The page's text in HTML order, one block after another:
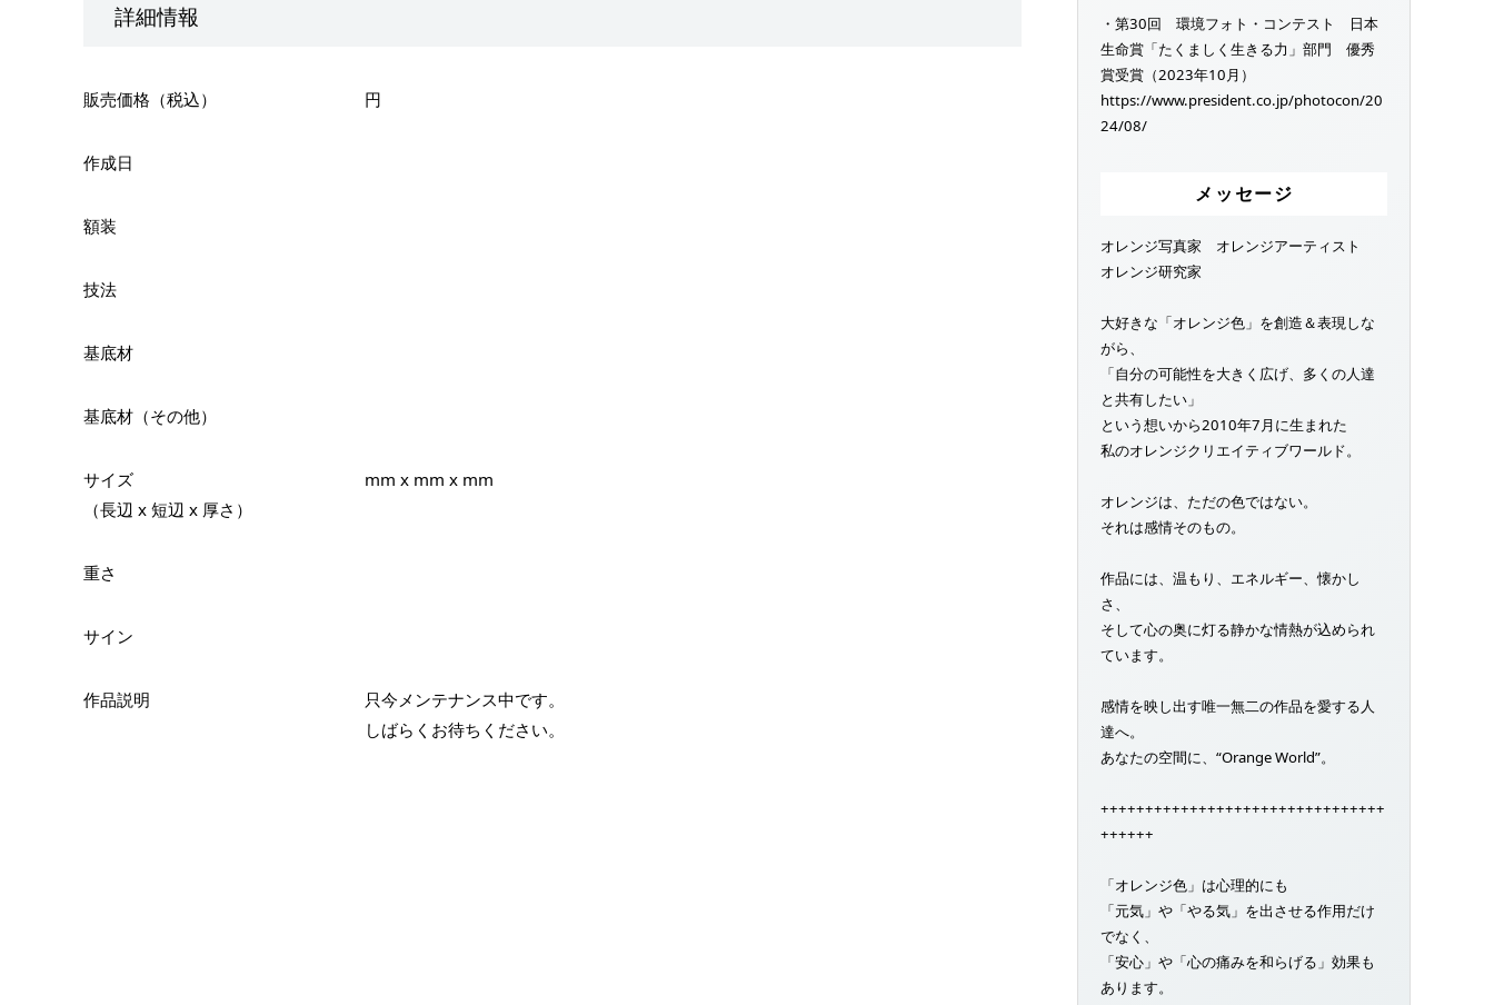
詳細情報
販売価格（税込） 円
作成日
額装
技法
基底材
基底材（その他）
サイズ
（長辺 x 短辺 x 厚さ）
mm x mm x mm
重さ
サイン
作品説明
只今メンテナンス中です。
しばらくお待ちください。
・第30回 環境フォト・コンテスト 日本
生命賞「たくましく生きる力」部門 優秀
賞受賞（2023年10月）
https://www.president.co.jp/photocon/20
24/08/
メッセージ
オレンジ写真家 オレンジアーティスト
オレンジ研究家
大好きな「オレンジ色」を創造＆表現しな
がら、
「自分の可能性を大きく広げ、多くの人達
と共有したい」
という想いから2010年7月に生まれた
私のオレンジクリエイティブワールド。
オレンジは、ただの色ではない。
それは感情そのもの。
作品には、温もり、エネルギー、懐かし
さ、
そして心の奥に灯る静かな情熱が込められ
ています。
感情を映し出す唯一無二の作品を愛する人
達へ。
あなたの空間に、“Orange World”。
++++++++++++++++++++++++++++++++
++++++
「オレンジ色」は心理的にも
「元気」や「やる気」を出させる作用だけ
でなく、
「安心」や「心の痛みを和らげる」効果も
あります。